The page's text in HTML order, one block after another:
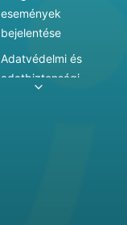
események
bejelentése
Adatvédelmi és
adatbiztonsági